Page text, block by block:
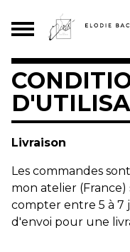
Livraison
Les commandes
mon atelier
compter entre 5 à 7
d'envoi pour une